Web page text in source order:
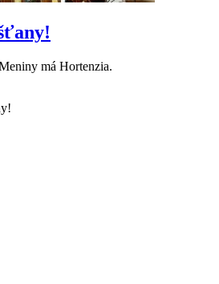
má Hortenzia.